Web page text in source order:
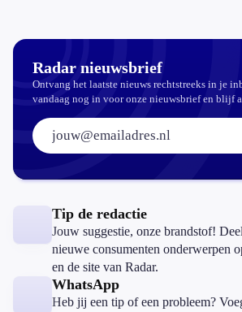
Radar nieuwsbrief
Ontvang het laatste nieuws rechtstreeks in je
vandaag nog in voor onze nieuwsbrief en blijf
E-mailadres:
Tip de redactie
Jouw suggestie, onze brandstof!
nieuwe consumenten onderwerpen
en de site van Radar.
WhatsApp
Heb jij een tip of een probleem?